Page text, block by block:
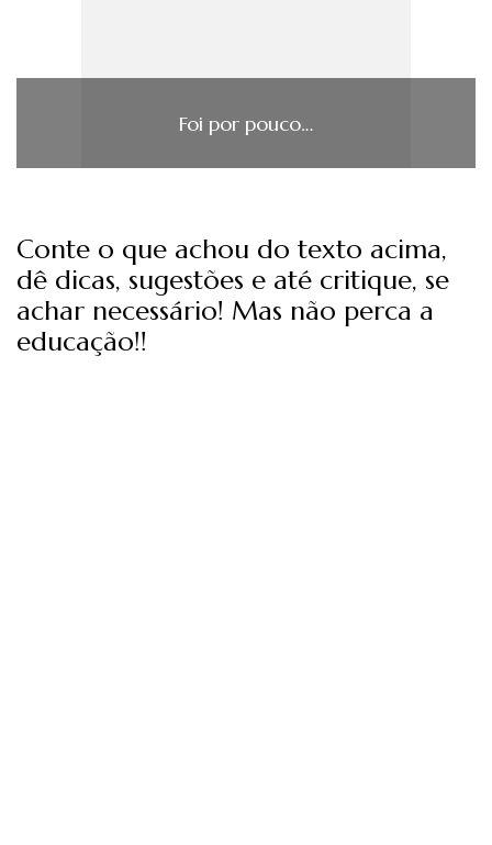
Foi por pouco…
Conte o que achou do texto acima,
dê dicas, sugestões e até critique, se
achar necessário! Mas não perca a
educação!!